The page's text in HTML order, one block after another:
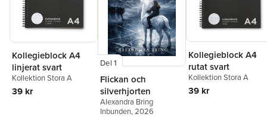
Kollegieblock A4
linjerat svart
Kollektion Stora A
39 kr
Del 1
Flickan och
silverhjorten
Alexandra Bring
Inbunden, 2026
Kollegieblock A4
rutat svart
Kollektion Stora A
39 kr